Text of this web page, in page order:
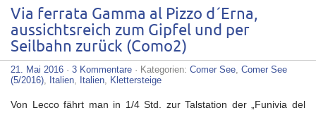
Via ferrata Gamma al Pizzo d´Erna,
aussichtsreich zum Gipfel und per
Seilbahn zurück (Como2)
21. Mai 2016 · 3 Kommentare · Kategorien: Comer See, Comer See
(5/2016), Italien, Italien, Klettersteige
Von Lecco fährt man in 1/4 Std. zur Talstation der „Funivia del